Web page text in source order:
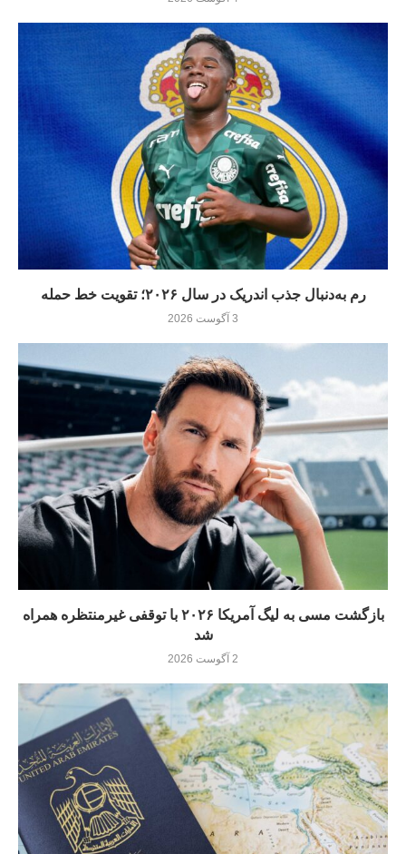
رم به‌دنبال جذب اندریک در سال ۲۰۲۶؛ تقویت خط حمله
3 آگوست 2026
بازگشت مسی به لیگ آمریکا ۲۰۲۶ با توقفی غیرمنتظره همراه
شد
2 آگوست 2026